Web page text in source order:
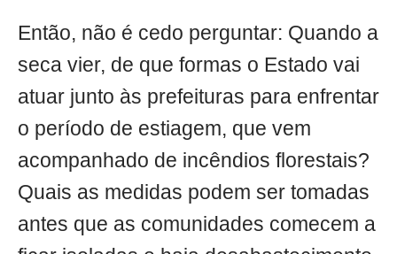
Então, não é cedo perguntar: Quando a
seca vier, de que formas o Estado vai
atuar junto às prefeituras para enfrentar
o período de estiagem, que vem
acompanhado de incêndios florestais?
Quais as medidas podem ser tomadas
antes que as comunidades comecem a